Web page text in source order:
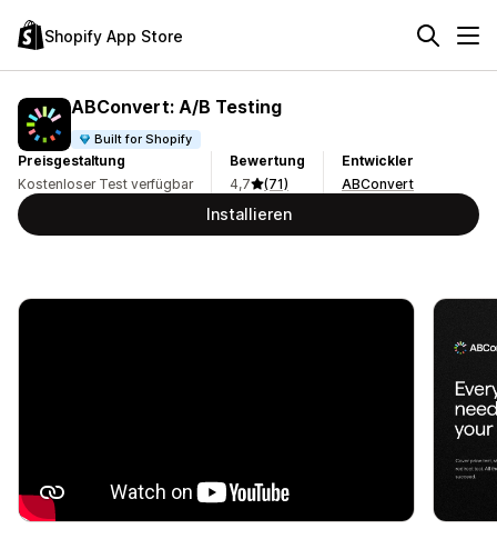
Shopify App Store
ABConvert: A/B Testing
Built for Shopify
Preisgestaltung
Kostenloser Test verfügbar
Bewertung
4,7
(71)
Entwickler
ABConvert
Installieren